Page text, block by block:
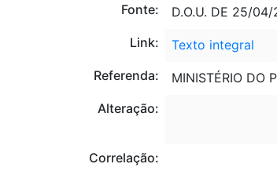
Fonte:
D.O.U. DE 25/04/
Link:
Texto integral
Referenda:
MINISTÉRIO DO
Alteração:
Correlação: